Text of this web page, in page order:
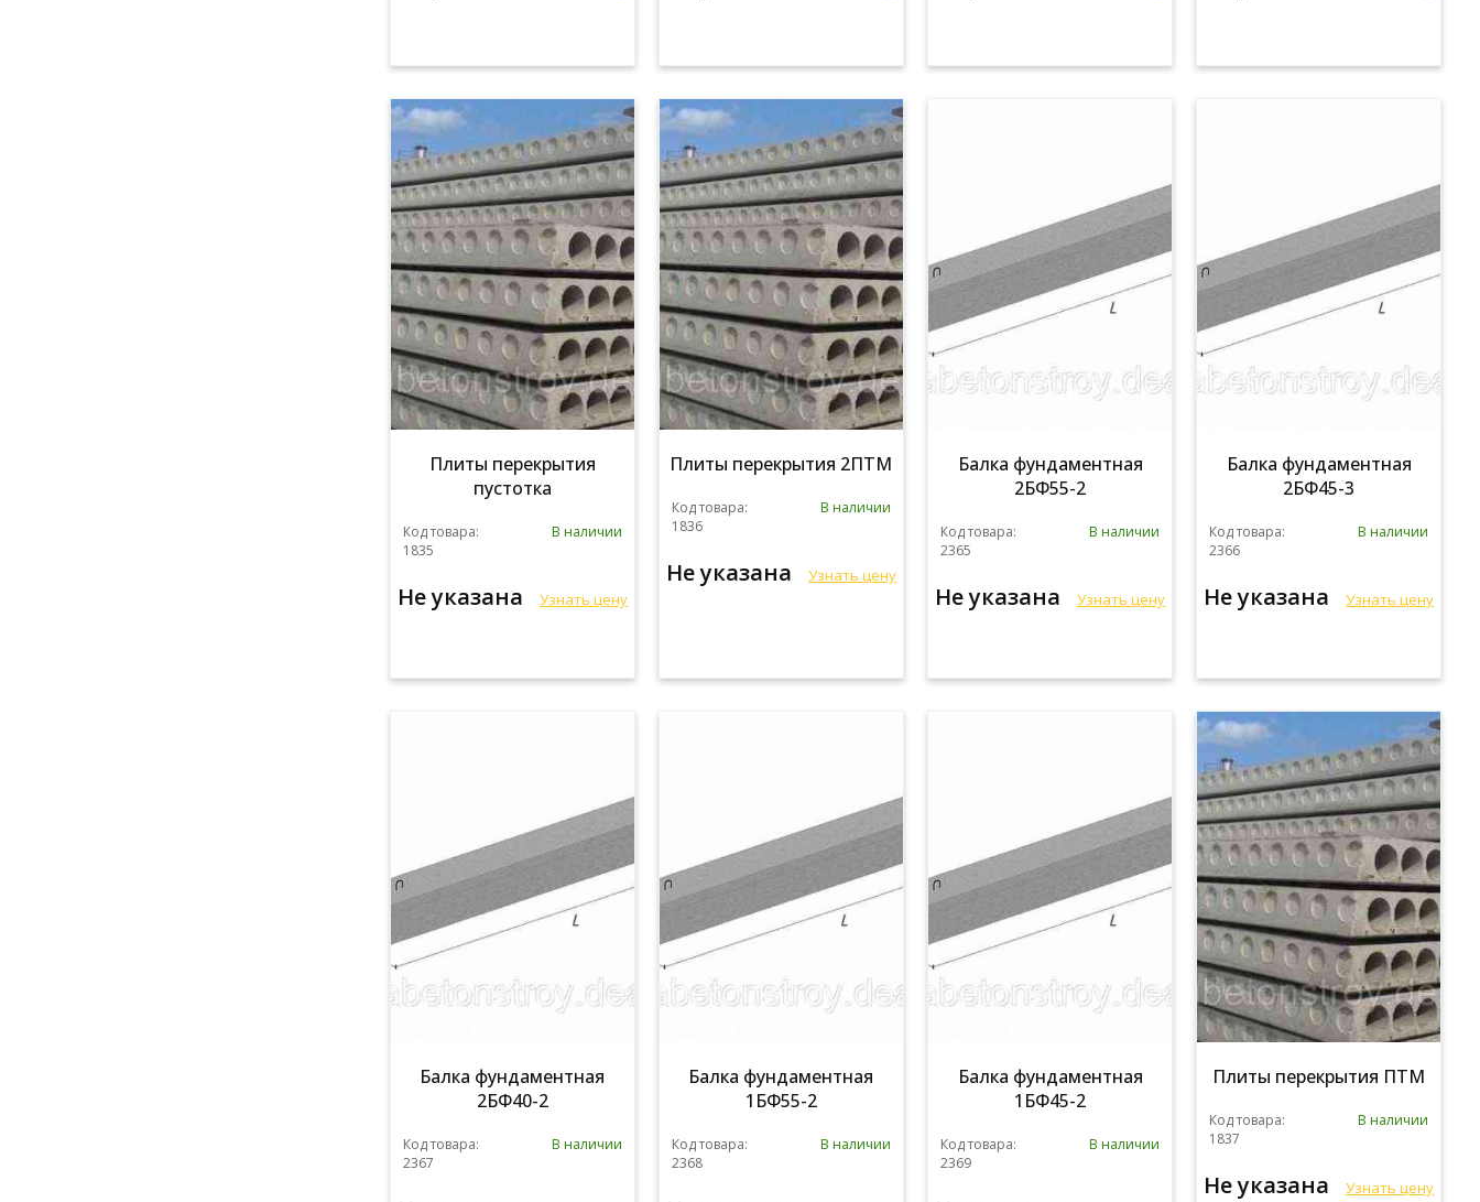
Плиты перекрытия
пустотка
Код товара:
1835
В наличии
Не указана Узнать цену
Плиты перекрытия 2ПТМ
Код товара:
1836
В наличии
Не указана Узнать цену
Балка фундаментная
2БФ55-2
Код товара:
2365
В наличии
Не указана Узнать цену
Балка фундаментная
2БФ45-3
Код товара:
2366
В наличии
Не указана Узнать цену
Балка фундаментная
2БФ40-2
Код товара:
2367
В наличии
Балка фундаментная
1БФ55-2
Код товара:
2368
В наличии
Балка фундаментная
1БФ45-2
Код товара:
2369
В наличии
Плиты перекрытия ПТМ
Код товара:
1837
В наличии
Не указана Узнать цену